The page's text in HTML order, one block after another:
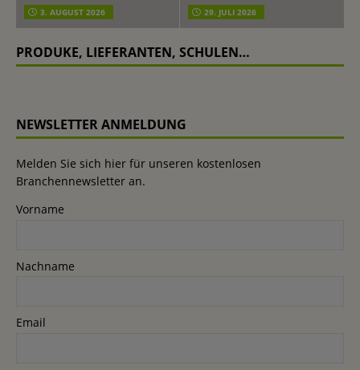
3. AUGUST 2026
29. JULI 2026
PRODUKE, LIEFERANTEN, SCHULEN…
NEWSLETTER ANMELDUNG
Melden Sie sich hier für unseren kostenlosen
Branchennewsletter an.
Vorname
Nachname
Email